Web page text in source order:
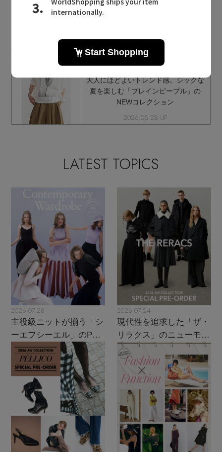
PLAIN PEOPLE MAILMAGAZINE
プレインピープルに関連するメールマガジン
大人にほどよいトレンド感。シックな
夏を楽しむ「プレインピープル」の
NEWコレクション
2026.05.28 UP
LATEST TOPICS
2026.07.28
主役級ニットが揃う「シ
ーエフシーエル」のPOP
UPがスタート
2026.07.24
現代性を追求した「ザ・
リラクス」のニューモダ
ンクラシック